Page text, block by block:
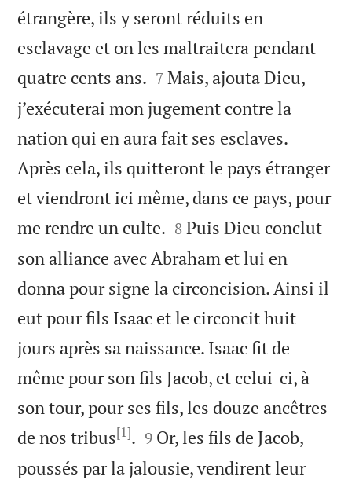
étrangère, ils y seront réduits en
esclavage et on les maltraitera pendant
quatre cents ans. 

7 Mais, ajouta Dieu,
j’exécuterai mon jugement contre la
nation qui en aura fait ses esclaves.
Après cela, ils quitteront le pays étranger
et viendront ici même, dans ce pays, pour
me rendre un culte. 

8 Puis Dieu conclut
son alliance avec Abraham et lui en
donna pour signe la circoncision. Ainsi il
eut pour fils Isaac et le circoncit huit
jours après sa naissance. Isaac fit de
même pour son fils Jacob, et celui-ci, à
son tour, pour ses fils, les douze ancêtres
de nos tribus[1]. 

9 Or, les fils de Jacob,
poussés par la jalousie, vendirent leur